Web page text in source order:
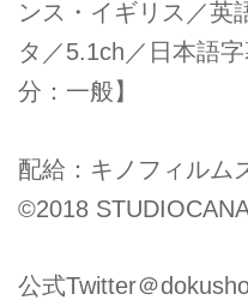
ンス・イギリス／英
タ／5.1ch／日本語
分：一般】
配給：キノフィルム
©2018
公式Twitter＠